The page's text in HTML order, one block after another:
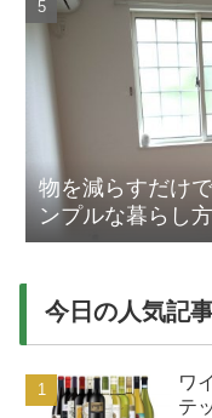
物を減らすだけ
ンプルな暮らし方
今日の人気記
ワ
テ